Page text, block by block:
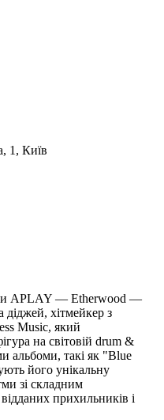
1, Київ
APLAY — Etherwood —
хітмейкер з
Music, який
на світовій drum &
альбоми, такі як "Blue
його унікальну
зі складним
прихильників і